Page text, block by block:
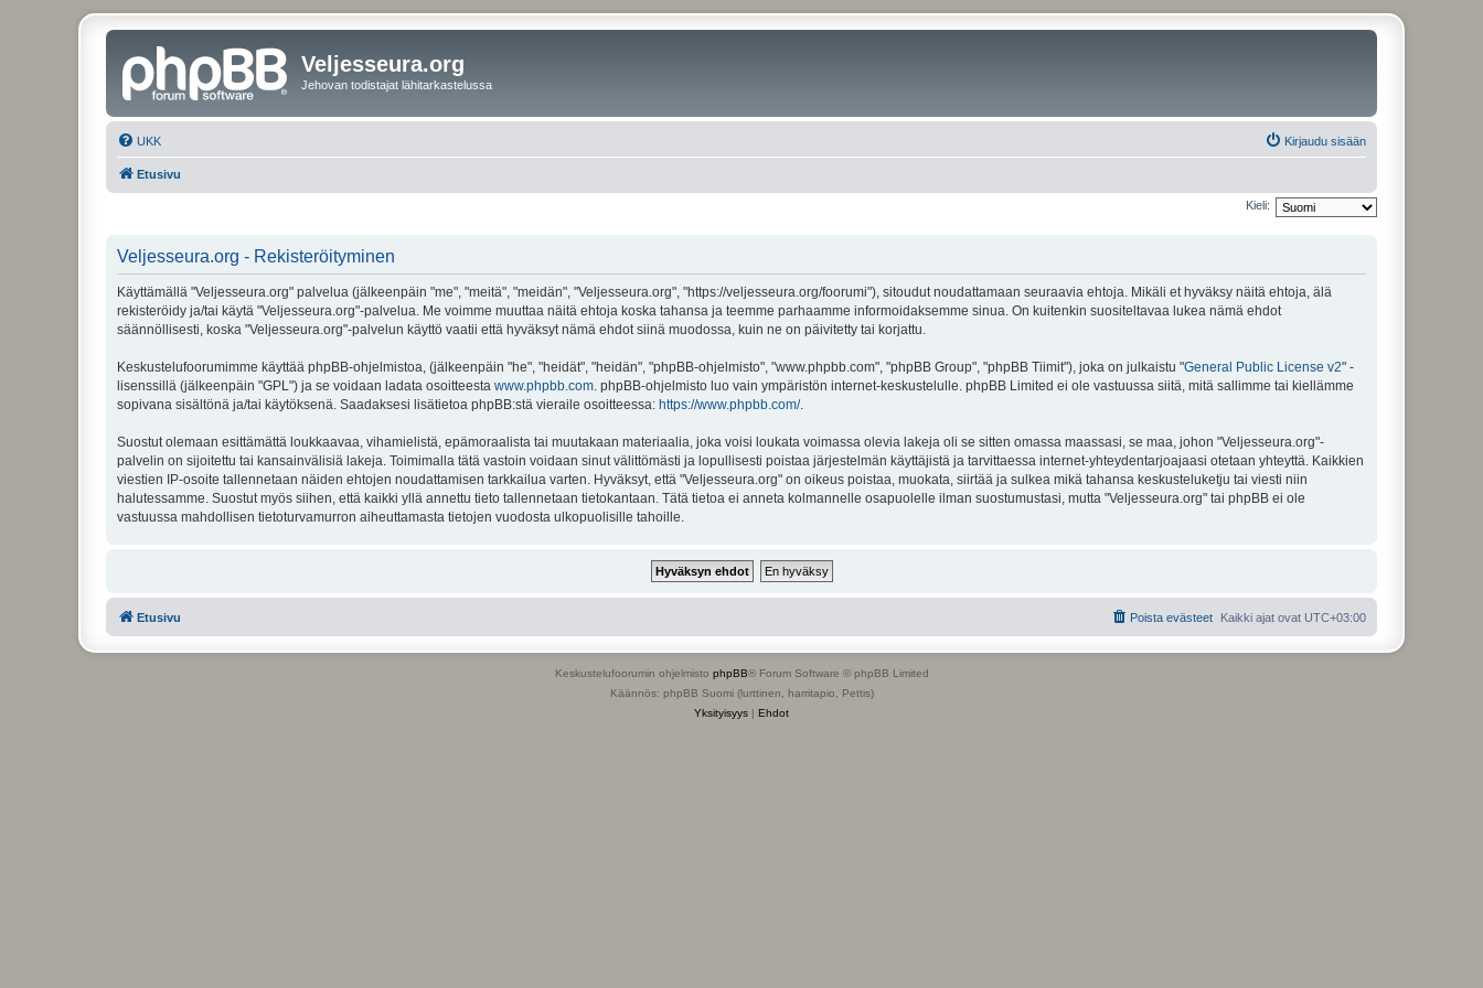
Veljesseura.org
Jehovan todistajat lähitarkastelussa
UKK Kirjaudu sisään
Etusivu
Kieli:
Veljesseura.org - Rekisteröityminen
Käyttämällä "Veljesseura.org" palvelua (jälkeenpäin "me", "meitä", "meidän", "Veljesseura.org", "https://veljesseura.org/foorumi"), sitoudut noudattamaan seuraavia ehtoja. Mikäli et hyväksy näitä ehtoja, älä
rekisteröidy ja/tai käytä "Veljesseura.org"-palvelua. Me voimme muuttaa näitä ehtoja koska tahansa ja teemme parhaamme informoidaksemme sinua. On kuitenkin suositeltavaa lukea nämä ehdot
säännöllisesti, koska "Veljesseura.org"-palvelun käyttö vaatii että hyväksyt nämä ehdot siinä muodossa, kuin ne on päivitetty tai korjattu.
Keskustelufoorumimme käyttää phpBB-ohjelmistoa, (jälkeenpäin "he", "heidät", "heidän", "phpBB-ohjelmisto", "www.phpbb.com", "phpBB Group", "phpBB Tiimit"), joka on julkaistu "General Public License v2" -
lisenssillä (jälkeenpäin "GPL") ja se voidaan ladata osoitteesta www.phpbb.com. phpBB-ohjelmisto luo vain ympäristön internet-keskustelulle. phpBB Limited ei ole vastuussa siitä, mitä sallimme tai kiellämme
sopivana sisältönä ja/tai käytöksenä. Saadaksesi lisätietoa phpBB:stä vieraile osoitteessa: https://www.phpbb.com/.
Suostut olemaan esittämättä loukkaavaa, vihamielistä, epämoraalista tai muutakaan materiaalia, joka voisi loukata voimassa olevia lakeja oli se sitten omassa maassasi, se maa, johon "Veljesseura.org"-
palvelin on sijoitettu tai kansainvälisiä lakeja. Toimimalla tätä vastoin voidaan sinut välittömästi ja lopullisesti poistaa järjestelmän käyttäjistä ja tarvittaessa internet-yhteydentarjoajaasi otetaan yhteyttä. Kaikkien
viestien IP-osoite tallennetaan näiden ehtojen noudattamisen tarkkailua varten. Hyväksyt, että "Veljesseura.org" on oikeus poistaa, muokata, siirtää ja sulkea mikä tahansa keskusteluketju tai viesti niin
halutessamme. Suostut myös siihen, että kaikki yllä annettu tieto tallennetaan tietokantaan. Tätä tietoa ei anneta kolmannelle osapuolelle ilman suostumustasi, mutta "Veljesseura.org" tai phpBB ei ole
vastuussa mahdollisen tietoturvamurron aiheuttamasta tietojen vuodosta ulkopuolisille tahoille.
Etusivu Kaikki ajat ovat UTC+03:00
Poista evästeet
Keskustelufoorumin ohjelmisto phpBB® Forum Software © phpBB Limited
Käännös: phpBB Suomi (lurttinen, harritapio, Pettis)
Yksityisyys | Ehdot